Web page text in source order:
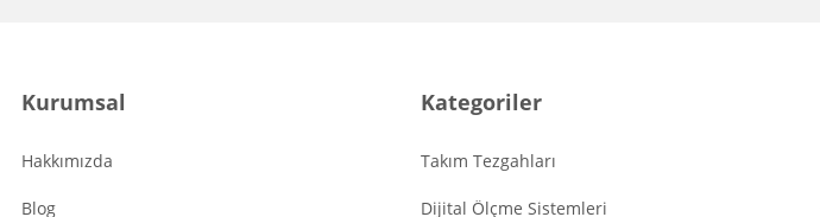
Kurumsal
Hakkımızda
Blog
Kategoriler
Takım Tezgahları
Dijital Ölçme Sistemleri